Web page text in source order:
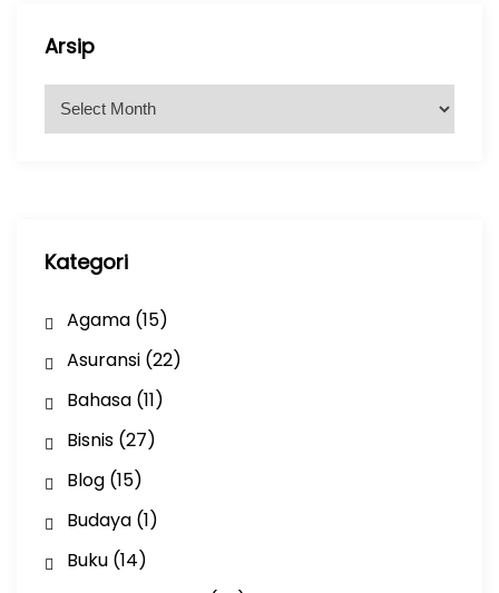
Arsip
Kategori
Agama(15)
Asuransi(22)
Bahasa(11)
Bisnis(27)
Blog(15)
Budaya(1)
Buku(14)